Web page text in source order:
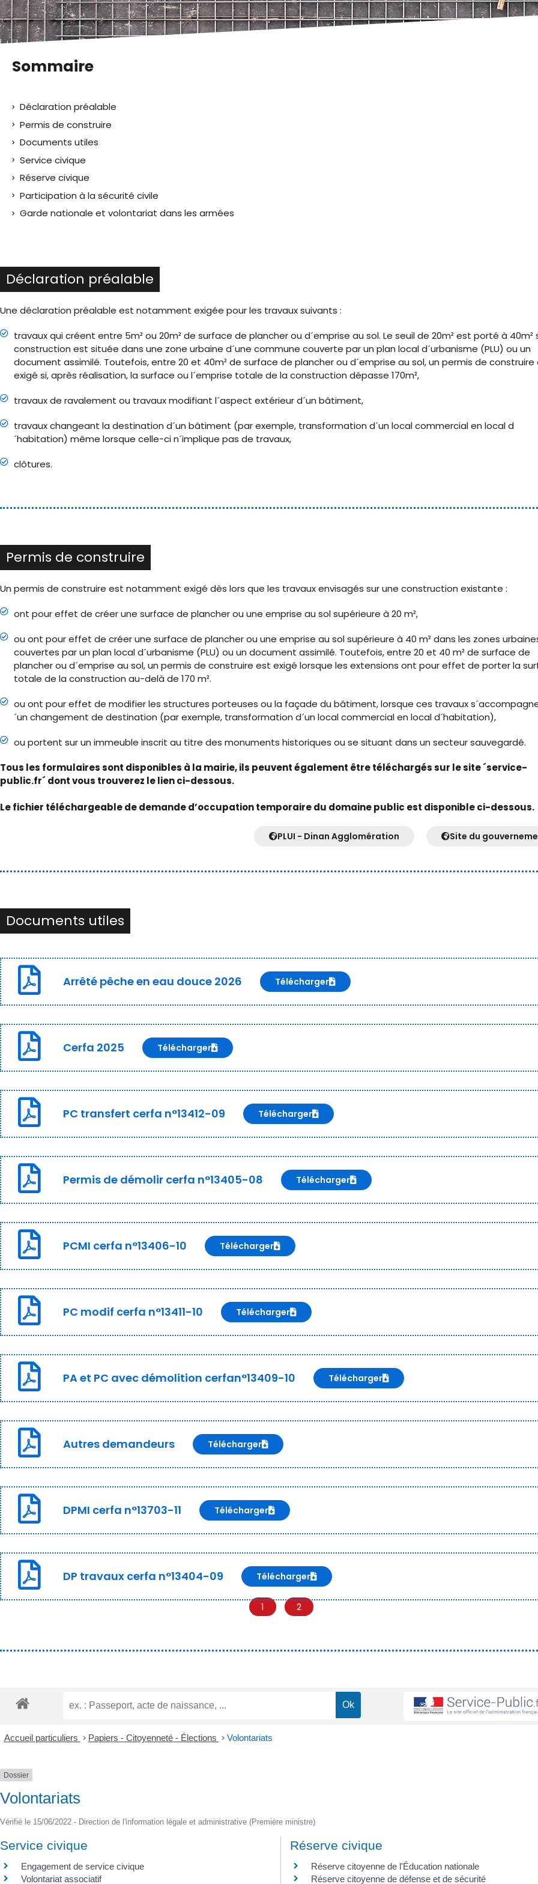
qui
utilisent
un
d'écran ;
Ctrl-
F10
ouvrir
menu
Sommaire
Déclaration préalable
Permis de construire
Documents utiles
Service civique
Réserve civique
Participation à la sécurité civile
Garde nationale et volontariat dans les armées
Déclaration préalable
Une déclaration préalable est notamment exigée pour les travaux suivants :
travaux qui créent entre 5m² ou 20m² de surface de plancher ou d´emprise au sol. Le seuil de 20m² est porté à 40m²
construction est située dans une zone urbaine d´une commune couverte par un plan local d´urbanisme (PLU) ou un
document assimilé. Toutefois, entre 20 et 40m² de surface de plancher ou d´emprise au sol, un permis de construire
exigé si, après réalisation, la surface ou l´emprise totale de la construction dépasse 170m²,
travaux de ravalement ou travaux modifiant l´aspect extérieur d´un bâtiment,
travaux changeant la destination d´un bâtiment (par exemple, transformation d´un local commercial en local d
´habitation) même lorsque celle-ci n´implique pas de travaux,
clôtures.
Permis de construire
Un permis de construire est notamment exigé dès lors que les travaux envisagés sur une construction existante :
ont pour effet de créer une surface de plancher ou une emprise au sol supérieure à 20 m²,
ou ont pour effet de créer une surface de plancher ou une emprise au sol supérieure à 40 m² dans les zones
couvertes par un plan local d´urbanisme (PLU) ou un document assimilé. Toutefois, entre 20 et 40 m² de surface de
plancher ou d´emprise au sol, un permis de construire est exigé lorsque les extensions ont pour effet de porter la
totale de la construction au-delà de 170 m².
ou ont pour effet de modifier les structures porteuses ou la façade du bâtiment, lorsque ces travaux
´un changement de destination (par exemple, transformation d´un local commercial en local d´habitation),
ou portent sur un immeuble inscrit au titre des monuments historiques ou se situant dans un secteur sauvegardé.
Tous les formulaires sont disponibles à la mairie, ils peuvent également être téléchargés sur le site ´service-
public.fr´ dont vous trouverez le lien ci-dessous.
Le fichier téléchargeable de demande d’occupation temporaire du domaine public est disponible ci-dessous.
PLUI - Dinan Agglomération Site du
Documents utiles
Arrêté pêche en eau douce 2026 Télécharger
Cerfa 2025 Télécharger
PC transfert cerfa n°13412-09 Télécharger
Permis de démolir cerfa n°13405-08 Télécharger
PCMI cerfa n°13406-10 Télécharger
PC modif cerfa n°13411-10 Télécharger
PA et PC avec démolition cerfan°13409-10 Télécharger
Autres demandeurs Télécharger
DPMI cerfa n°13703-11 Télécharger
DP travaux cerfa n°13404-09 Télécharger
1 2
Accueil particuliers > Papiers - Citoyenneté - Élections > Volontariats
Dossier
Volontariats
Vérifié le 15/06/2022 - Direction de l'information légale et administrative (Première ministre)
Service civique
Engagement de service civique
Volontariat associatif
Réserve civique
Réserve citoyenne de l'Éducation nationale
Réserve citoyenne de défense et de sécurité